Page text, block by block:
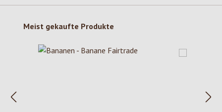
Produktgalerie überspringen
Meist gekaufte Produkte